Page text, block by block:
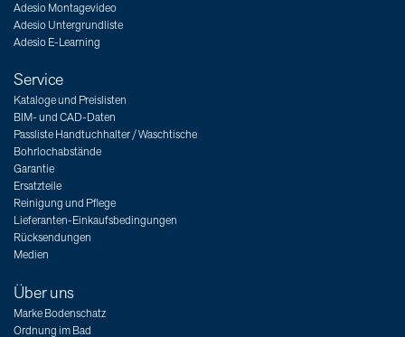
Adesio Montagevideo
Adesio Untergrundliste
Adesio E-Learning
Service
Kataloge und Preislisten
BIM- und CAD-Daten
Passliste Handtuchhalter / Waschtische
Bohrlochabstände
Garantie
Ersatzteile
Reinigung und Pflege
Lieferanten-Einkaufsbedingungen
Rücksendungen
Medien
Über uns
Marke Bodenschatz
Ordnung im Bad